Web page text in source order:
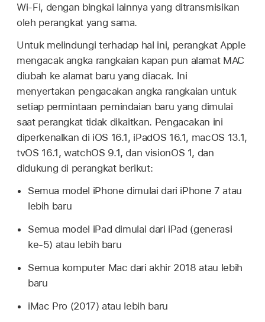
Wi-Fi, dengan bingkai lainnya yang ditransmisikan
oleh perangkat yang sama.
Untuk melindungi terhadap hal ini, perangkat Apple
mengacak angka rangkaian kapan pun alamat MAC
diubah ke alamat baru yang diacak. Ini
menyertakan pengacakan angka rangkaian untuk
setiap permintaan pemindaian baru yang dimulai
saat perangkat tidak dikaitkan. Pengacakan ini
diperkenalkan di iOS 16.1, iPadOS 16.1, macOS 13.1,
tvOS 16.1,watchOS 9.1, danvisionOS 1, dan
didukung di perangkat berikut:
Semua model iPhone dimulai dari iPhone 7 atau
lebih baru
Semua model iPad dimulai dari iPad (generasi
ke-5) atau lebih baru
Semua komputer Mac dari akhir 2018 atau lebih
baru
iMac Pro (2017) atau lebih baru